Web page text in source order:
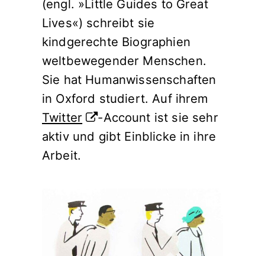
(engl. »Little Guides to Great
Lives«) schreibt sie
kindgerechte Biographien
weltbewegender Menschen.
Sie hat Humanwissenschaften
in Oxford studiert. Auf ihrem
Twitter
-Account ist sie sehr
aktiv und gibt Einblicke in ihre
Arbeit.